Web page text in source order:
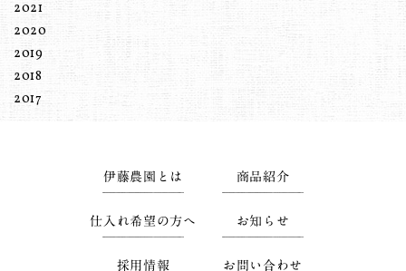
2021
2020
2019
2018
2017
伊藤農園とは 商品紹介
仕入れ希望の方へ お知らせ
採用情報 お問い合わせ